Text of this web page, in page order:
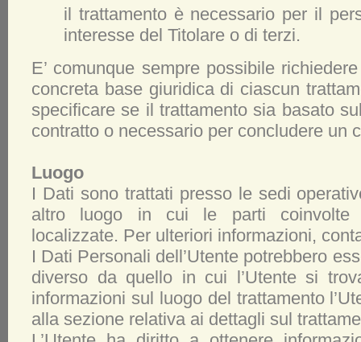
il trattamento è necessario per il
interesse del Titolare o di terzi.
E’ comunque sempre possibile
concreta base giuridica di ciascun
specificare se il trattamento sia basato
contratto o necessario per concludere un
Luogo
I Dati sono trattati presso le sedi
altro luogo in cui le parti coinvolte
localizzate. Per ulteriori informazioni,
I Dati Personali dell’Utente potrebbero
diverso da quello in cui l’Utente si
informazioni sul luogo del trattamento
alla sezione relativa ai dettagli sul